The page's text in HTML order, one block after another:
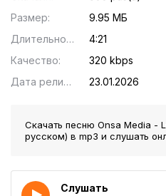
Размер:
9.95 МБ
Длительность:
4:21
Качество:
320 kbps
Дата релиза:
23.01.2026
Скачать песню Onsa Media -
русском) в mp3 и слушать
Слушать